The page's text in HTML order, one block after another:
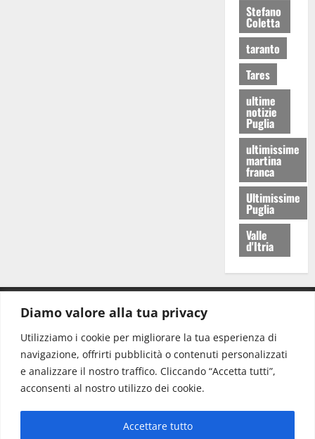
Diamo valore alla tua privacy
Utilizziamo i cookie per migliorare la tua esperienza di
navigazione, offrirti pubblicità o contenuti personalizzati
e analizzare il nostro traffico. Cliccando “Accetta tutti”,
acconsenti al nostro utilizzo dei cookie.
Accettare tutto
Stefano
Coletta
taranto
Tares
ultime
notizie
Puglia
ultimissime
martina
franca
Ultimissime
Puglia
Valle
d'Itria
Redazione: redazione@www.martinasera.it
Direttore:direttore@www.martinasera.it
Info & Commerciale:info@www.martinasera.it